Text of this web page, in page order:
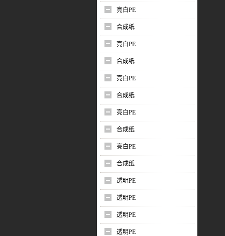
亮白PE
合成纸
亮白PE
合成纸
亮白PE
合成纸
亮白PE
合成纸
亮白PE
合成纸
透明PE
透明PE
透明PE
透明PE